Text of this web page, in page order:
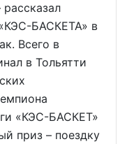
БАСКЕТА» в
Всего в
в Тольятти
«КЭС-БАСКЕТ»
приз – поездку